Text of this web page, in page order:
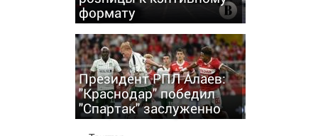
формату
Президент РПЛ Алаев:
"Краснодар" победил
"Спартак" заслуженно